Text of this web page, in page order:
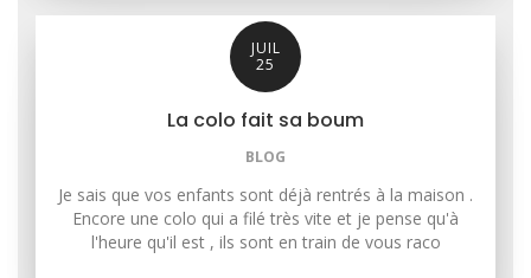
JUIL
25
La colo fait sa boum
BLOG
Je sais que vos enfants sont déjà rentrés à la maison .
Encore une colo qui a filé très vite et je pense qu'à
l'heure qu'il est , ils sont en train de vous raco